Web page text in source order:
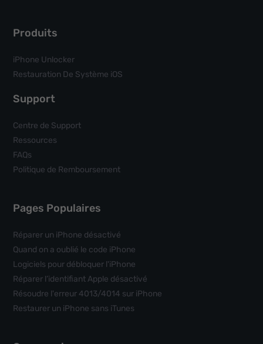
Produits
iPhone Unlocker
Restauration De Système iOS
Support
Centre de Support
Ressources
FAQs
Politique de Remboursement
Pages Populaires
Réparer un iPhone désactivé
Quand on a oublié le code iPhone
Logiciels pour débloquer l'iPhone
Réparer l’identifiant Apple désactivé
Résoudre l'erreur 4013/4014 sur iPhone
Restaurer un iPhone sans iTunes